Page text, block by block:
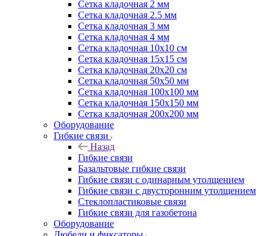
Сетка кладочная 2 мм
Сетка кладочная 2.5 мм
Сетка кладочная 3 мм
Сетка кладочная 4 мм
Сетка кладочная 10x10 см
Сетка кладочная 15x15 см
Сетка кладочная 20x20 см
Сетка кладочная 50x50 мм
Сетка кладочная 100x100 мм
Сетка кладочная 150x150 мм
Сетка кладочная 200x200 мм
Оборудование
Гибкие связи
Назад
Гибкие связи
Базальтовые гибкие связи
Гибкие связи с одинарным утолщением
Гибкие связи с двусторонним утолщением
Стеклопластиковые связи
Гибкие связи для газобетона
Оборудование